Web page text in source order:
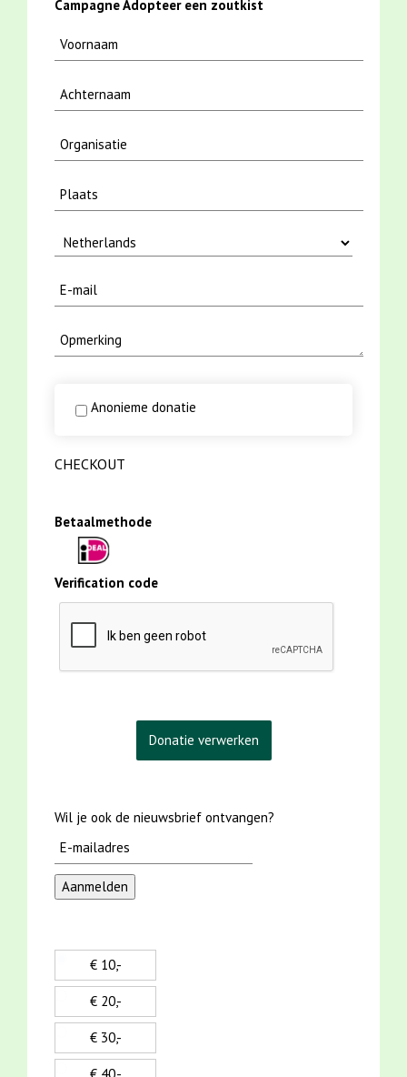
Campagne Adopteer een zoutkist
Anonieme donatie
CHECKOUT
Betaalmethode
Verification code
Wil je ook de nieuwsbrief ontvangen?
€ 10,-
€ 20,-
€ 30,-